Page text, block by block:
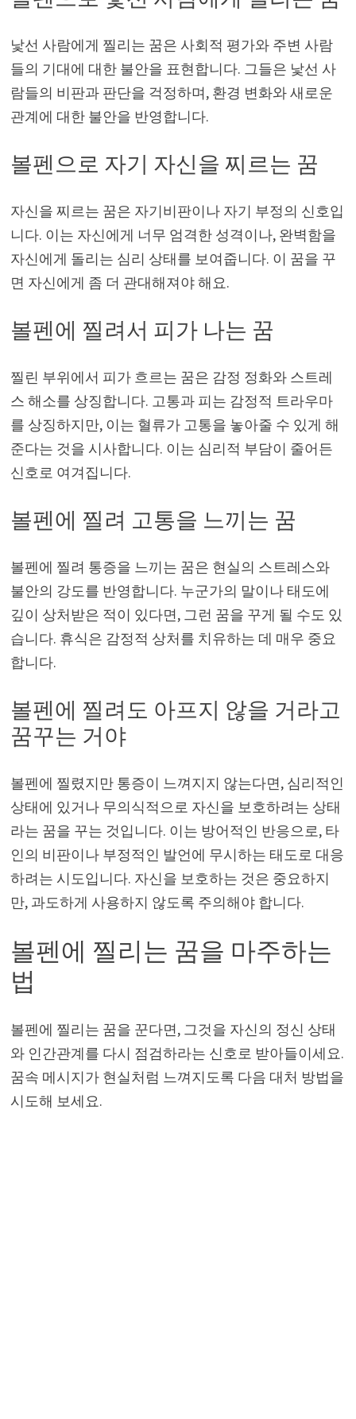
낯선 사람에게 찔리는 꿈은 사회적 평가와 주변 사람
들의 기대에 대한 불안을 표현합니다. 그들은 낯선 사
람들의 비판과 판단을 걱정하며, 환경 변화와 새로운
관계에 대한 불안을 반영합니다.
볼펜으로 자기 자신을 찌르는 꿈
자신을 찌르는 꿈은 자기비판이나 자기 부정의 신호입
니다. 이는 자신에게 너무 엄격한 성격이나, 완벽함을
자신에게 돌리는 심리 상태를 보여줍니다. 이 꿈을 꾸
면 자신에게 좀 더 관대해져야 해요.
볼펜에 찔려서 피가 나는 꿈
찔린 부위에서 피가 흐르는 꿈은 감정 정화와 스트레
스 해소를 상징합니다. 고통과 피는 감정적 트라우마
를 상징하지만, 이는 혈류가 고통을 놓아줄 수 있게 해
준다는 것을 시사합니다. 이는 심리적 부담이 줄어든
신호로 여겨집니다.
볼펜에 찔려 고통을 느끼는 꿈
볼펜에 찔려 통증을 느끼는 꿈은 현실의 스트레스와
불안의 강도를 반영합니다. 누군가의 말이나 태도에
깊이 상처받은 적이 있다면, 그런 꿈을 꾸게 될 수도 있
습니다. 휴식은 감정적 상처를 치유하는 데 매우 중요
합니다.
볼펜에 찔려도 아프지 않을 거라고
꿈꾸는 거야
볼펜에 찔렸지만 통증이 느껴지지 않는다면, 심리적인
상태에 있거나 무의식적으로 자신을 보호하려는 상태
라는 꿈을 꾸는 것입니다. 이는 방어적인 반응으로, 타
인의 비판이나 부정적인 발언에 무시하는 태도로 대응
하려는 시도입니다. 자신을 보호하는 것은 중요하지
만, 과도하게 사용하지 않도록 주의해야 합니다.
볼펜에 찔리는 꿈을 마주하는
법
볼펜에 찔리는 꿈을 꾼다면, 그것을 자신의 정신 상태
와 인간관계를 다시 점검하라는 신호로 받아들이세요.
꿈속 메시지가 현실처럼 느껴지도록 다음 대처 방법을
시도해 보세요.